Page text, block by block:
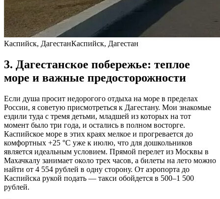
Каспийск, ДагестанКаспийск, Дагестан
3. Дагестанское побережье: теплое
море и важные предосторожности
Если душа просит недорогого отдыха на море в пределах
России, я советую присмотреться к Дагестану. Мои знакомые
ездили туда с тремя детьми, младшей из которых на тот
момент было три года, и остались в полном восторге.
Каспийское море в этих краях мелкое и прогревается до
комфортных +25 °C уже к июлю, что для дошкольников
является идеальным условием. Прямой перелет из Москвы в
Махачкалу занимает около трех часов, а билеты на лето можно
найти от 4 554 рублей в одну сторону. От аэропорта до
Каспийска рукой подать — такси обойдется в 500–1 500
рублей.